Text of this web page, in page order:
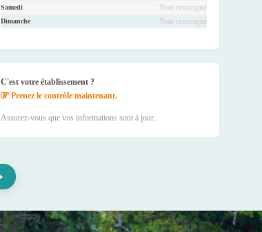
Samedi Non renseigné
Dimanche Non renseigné
C'est votre établissement ?
Prenez le contrôle maintenant.
Assurez-vous que vos informations sont à jour.